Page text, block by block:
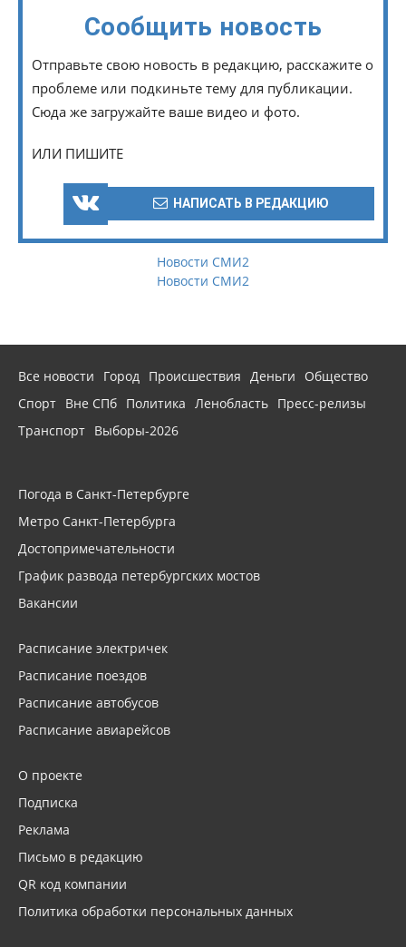
Сообщить новость
Отправьте свою новость в редакцию, расскажите о
проблеме или подкиньте тему для публикации.
Сюда же загружайте ваше видео и фото.
ИЛИ ПИШИТЕ
НАПИСАТЬ В РЕДАКЦИЮ
Новости СМИ2
Новости СМИ2
Все новости Город Происшествия Деньги
Общество
Спорт Вне СПб Политика Ленобласть Пресс-релизы
Транспорт Выборы-2026
Погода в Санкт-Петербурге
Метро Санкт-Петербурга
Достопримечательности
График развода петербургских мостов
Вакансии
Расписание электричек
Расписание поездов
Расписание автобусов
Расписание авиарейсов
О проекте
Подписка
Реклама
Письмо в редакцию
QR код компании
Политика обработки персональных данных